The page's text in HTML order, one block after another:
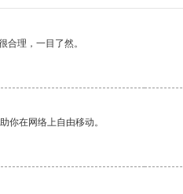
合理，一目了然。
你在网络上自由移动。